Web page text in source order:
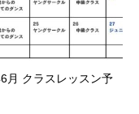
月 クラスレッスン予